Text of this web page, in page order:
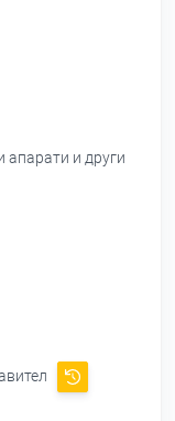
апарати и други